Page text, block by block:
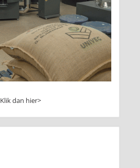
Klik dan hier>